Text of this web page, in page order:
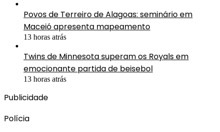
Povos de Terreiro de Alagoas: seminário em
Maceió apresenta mapeamento
13 horas atrás
Twins de Minnesota superam os Royals em
emocionante partida de beisebol
13 horas atrás
Publicidade
Polícia